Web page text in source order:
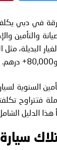
هذا الدليل